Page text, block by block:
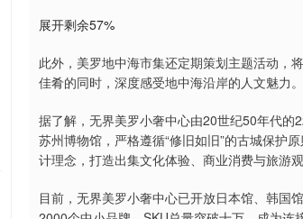
展开剩余57%
此外，美罗地中海市集还定期策划主题活动，
佳肴的同时，深度感受地中海沿岸的人文魅力。
据了解，无界美罗小奢中心由20世纪50年代
苏州博物馆，严格遵循“修旧如旧”的古城保护
计理念，打造出集文化体验、商业消费与旅游
目前，无界美罗小奢中心已开放日本馆、韩国